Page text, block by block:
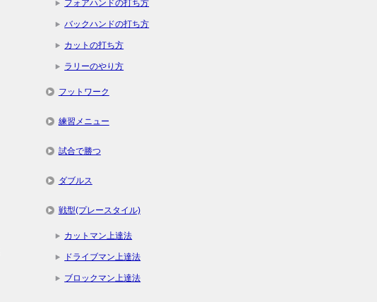
フォアハンドの打ち方
バックハンドの打ち方
カットの打ち方
ラリーのやり方
フットワーク
練習メニュー
試合で勝つ
ダブルス
戦型(プレースタイル)
カットマン上達法
ドライブマン上達法
ブロックマン上達法